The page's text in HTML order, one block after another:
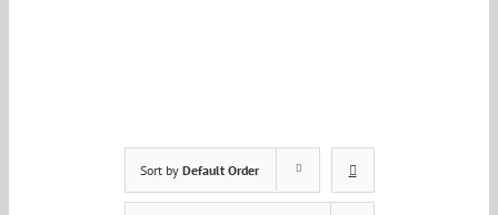
Sort by Default Order